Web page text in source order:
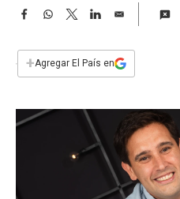
F
e
b
k
W
s
T
w
t
L
E
i
l
+Agregar El País en